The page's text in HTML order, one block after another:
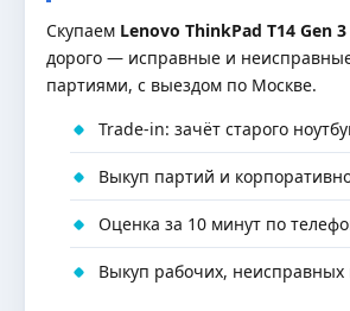
Скупаем Lenovo ThinkPad T14 Gen
дорого — исправные и
партиями, с выездом по Москве.
Trade-in: зачёт старого
Выкуп партий и
Оценка за 10 минут по
Выкуп рабочих, неисправных